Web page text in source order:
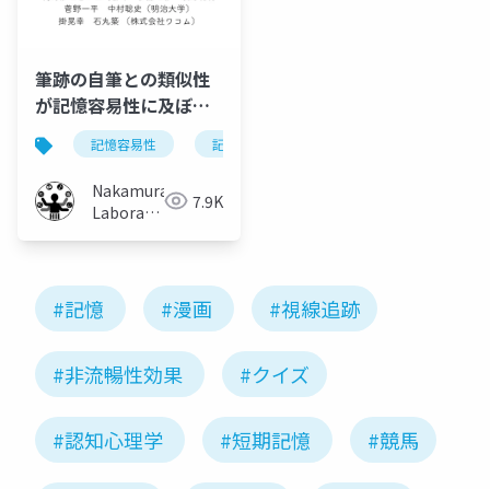
筆跡の自筆との類似性
が記憶容易性に及ぼす
影響の検証記憶容易性 記憶
Nakamura
Laboratory
7.9K
#記憶 #漫画 #視線追跡
#非流暢性効果 #クイズ
#認知心理学 #短期記憶 #競馬